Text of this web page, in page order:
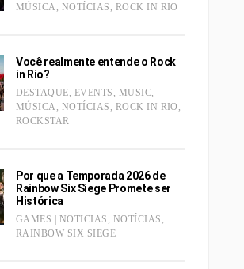
MÚSICA , NOTÍCIAS , ROCK IN RIO
Você realmente entende o Rock
in Rio?
DESTAQUE, EVENTS , MUSIC,
MÚSICA , NOTÍCIAS , ROCK IN RIO ,
ROCKSTAR
Por que a Temporada 2026 de
Rainbow Six Siege Promete ser
Histórica
GAMES | NOTICIAS , NOTÍCIAS ,
RAINBOW SIX SIEGE